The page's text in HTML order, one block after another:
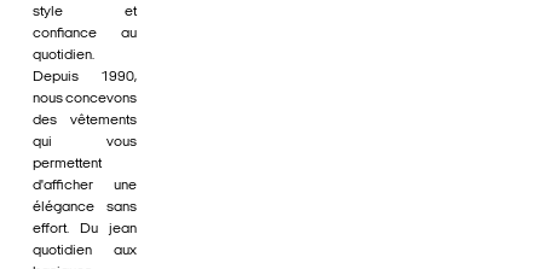
style et
confiance au
quotidien.
Depuis 1990,
nous concevons
des vêtements
qui vous
permettent
d'afficher une
élégance sans
effort. Du jean
quotidien aux